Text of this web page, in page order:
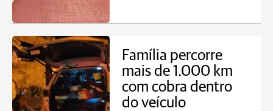
Família percorre
mais de 1.000 km
com cobra dentro
do veículo